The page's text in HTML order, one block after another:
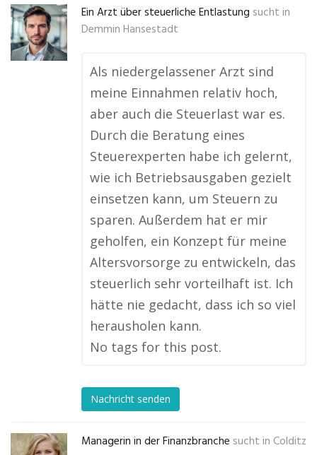
Ein Arzt über steuerliche Entlastung sucht in
Demmin Hansestadt
Als niedergelassener Arzt sind
meine Einnahmen relativ hoch,
aber auch die Steuerlast war es.
Durch die Beratung eines
Steuerexperten habe ich gelernt,
wie ich Betriebsausgaben gezielt
einsetzen kann, um Steuern zu
sparen. Außerdem hat er mir
geholfen, ein Konzept für meine
Altersvorsorge zu entwickeln, das
steuerlich sehr vorteilhaft ist. Ich
hätte nie gedacht, dass ich so viel
herausholen kann.
No tags for this post.
Nachricht senden
Managerin in der Finanzbranche sucht in Colditz